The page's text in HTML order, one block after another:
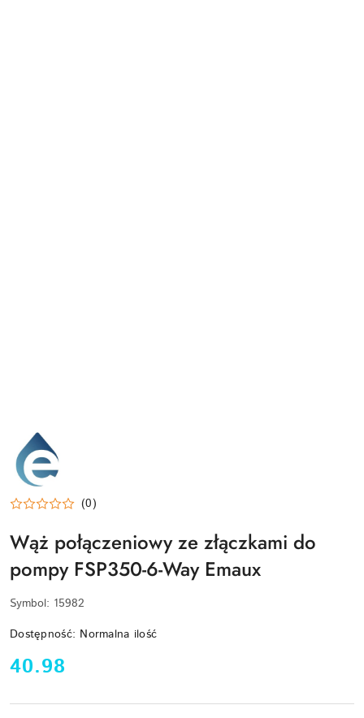
EMAUX-
LOGO
(0)
Wąż połączeniowy ze złączkami do
pompy FSP350-6-Way Emaux
Symbol: 15982
Dostępność: Normalna ilość
cena:
40.98